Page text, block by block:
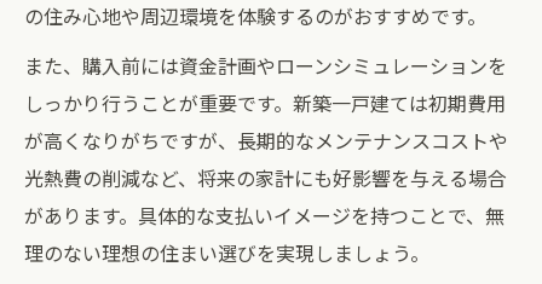
名古屋市港区中古戸建てと新築の魅力比較
新築一戸建て購入のメリットとデメリット
新築と賃貸物件で変わる暮らしの満足度
中古戸建てと新築の選択ポイント解説
の住み心地や周辺環境を体験するのがおすすめです。
また、購入前には資金計画やローンシミュレーションを
しっかり行うことが重要です。新築一戸建ては初期費用
が高くなりがちですが、長期的なメンテナンスコストや
光熱費の削減など、将来の家計にも好影響を与える場合
があります。具体的な支払いイメージを持つことで、無
理のない理想の住まい選びを実現しましょう。